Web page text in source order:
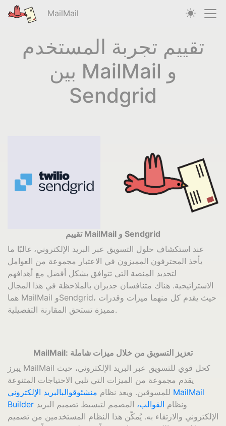
MailMail
تقييم تجربة المستخدم
بين MailMail و
Sendgrid
تقييم MailMail و Sendgrid
عند استكشاف حلول التسويق عبر البريد الإلكتروني، غالبًا ما
يأخذ المحترفون المميزون في الاعتبار مجموعة من العوامل
لتحديد المنصة التي تتوافق بشكل أفضل مع أهدافهم
الاستراتيجية. هناك متنافسان جديران بالملاحظة في هذا المجال
هما MailMail وSendgrid، حيث يقدم كل منهما ميزات وقدرات
مميزة تستحق المقارنة التفصيلية.
MailMail: تعزيز التسويق من خلال ميزات شاملة
يبرز MailMail كحل قوي للتسويق عبر البريد الإلكتروني، حيث
يقدم مجموعة من الميزات التي تلبي الاحتياجات المتنوعة
للمسوقين. ويعد نظام منشئوقوالبالبريد الإلكتروني MailMail
Builder
ونظام القوالب، المصمم لتبسيط تصميم البريد
الإلكتروني والارتقاء به. يُمكّن هذا النظام المستخدمين من تصميم